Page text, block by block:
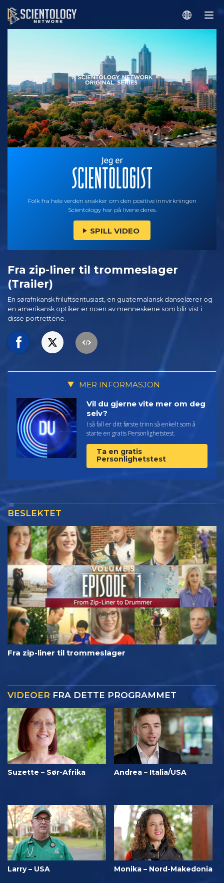
Folk fra hele verden snakker om den positive innvirkningen
Scientology har på livene deres.
SPILL VIDEO
Fra zip-liner til trommeslager
(Trailer)
En sørafrikansk friluftsentusiast, en guatemalansk danselærer og
en amerikansk optiker er noen av menneskene som blir vist i
disse portrettene.
MER INFORMASJON
Vil du gjerne vite mer om deg
selv?
I så fall er ditt første trinn så enkelt som å
starte en gratis Personlighetstest.
Ta en gratis
Personlighetstest
BESLEKTET
Fra zip-liner til trommeslager
VIDEOER FRA DETTE PROGRAMMET
Suzette – Sør-Afrika Andrea – Italia/USA
Larry – USA Monika – Nord-Makedonia